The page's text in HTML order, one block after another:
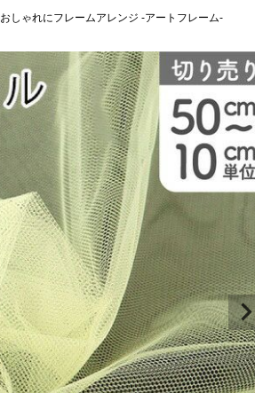
おしゃれにフレームアレンジ -アートフレーム-